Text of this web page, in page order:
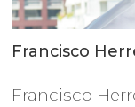
Francisco
Francisco